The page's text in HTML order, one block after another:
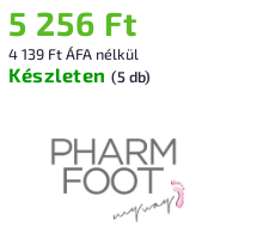
5 256 Ft
4 139 Ft ÁFA nélkül
Készleten (5 db)